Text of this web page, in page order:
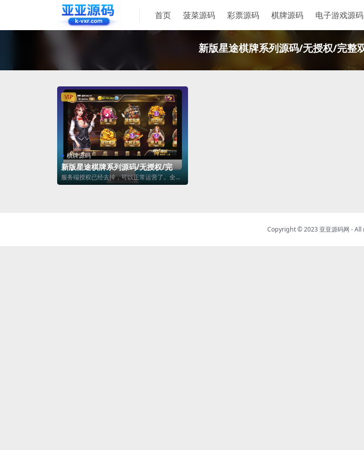
首页 菠菜源码 彩票源码 棋牌源码 电子游戏源码
新版星途棋牌系列源码/无授权/完整
VIP
棋牌源码
新版星途棋牌系列源码/无授权/完整
双端/后台控制/陪玩机器人
服务端授权已经去掉，可以正常运营了。全游
戏都能运行，并且全能控制。 测试时候赛马...
Copyright © 2023 亚亚源码网 - All